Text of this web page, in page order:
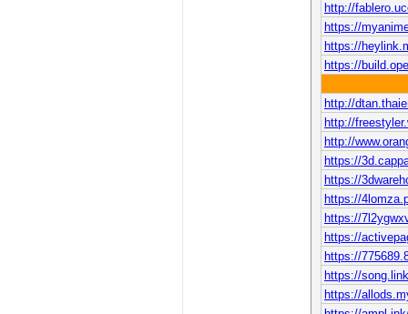
http://
https://
https://
https://
http://
http://
http://
https://
https://
https://
https://
https://
https://
https://
https://